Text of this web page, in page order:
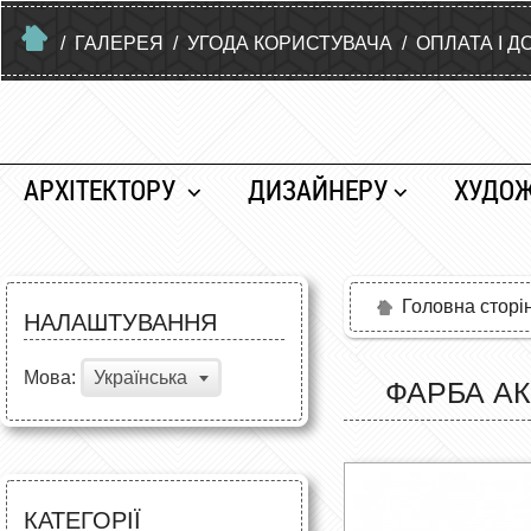
/ ГАЛЕРЕЯ / УГОДА КОРИСТУВАЧА / ОПЛАТА І
АРХІТЕКТОРУ ДИЗАЙНЕРУ
НАЛАШТУВАННЯ
Мова: Українська
КАТЕГОРІЇ
Головна
ФАРБА